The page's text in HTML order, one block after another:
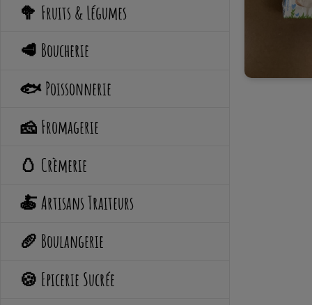
🥦 Fruits & Légumes
🥩 Boucherie
🐟 Poissonnerie
🧀 Fromagerie
🥚 Crèmerie
🍝 Artisans Traiteurs
🥖 Boulangerie
🍪 Epicerie Sucrée